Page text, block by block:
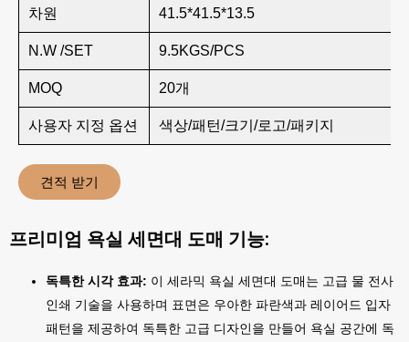
차원 41.5*41.5*13.5
N.W /SET 9.5KGS/PCS
MOQ 20개
사용자 지정 옵션 색상/패턴/크기/로고/패키지
견적 받기
프리미엄 욕실 세면대 도매 기능:
독특한 시각 효과: 이 세라믹 욕실 세면대 도매는 고급 물 전사
인쇄 기술을 사용하며 표면은 우아한 파란색과 레이어드 입자
패턴을 제공하여 독특한 고급 디자인을 만들어 욕실 공간에 독